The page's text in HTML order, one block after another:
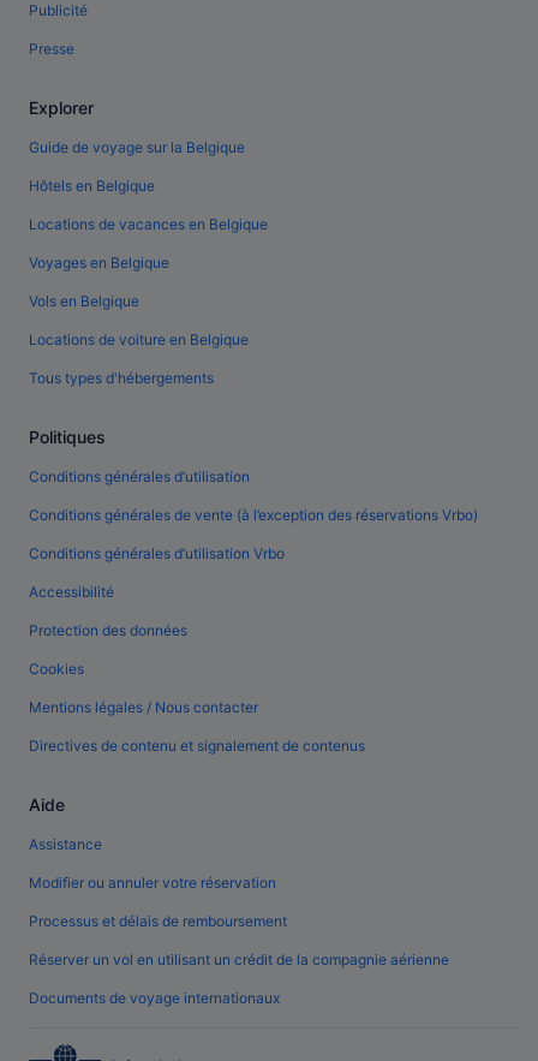
Publicité
Presse
Explorer
Guide de voyage sur la Belgique
Hôtels en Belgique
Locations de vacances en Belgique
Voyages en Belgique
Vols en Belgique
Locations de voiture en Belgique
Tous types d'hébergements
Politiques
Conditions générales d’utilisation
Conditions générales de vente (à l’exception des réservations Vrbo)
Conditions générales d’utilisation Vrbo
Accessibilité
Protection des données
Cookies
Mentions légales / Nous contacter
Directives de contenu et signalement de contenus
Aide
Assistance
Modifier ou annuler votre réservation
Processus et délais de remboursement
Réserver un vol en utilisant un crédit de la compagnie aérienne
Documents de voyage internationaux